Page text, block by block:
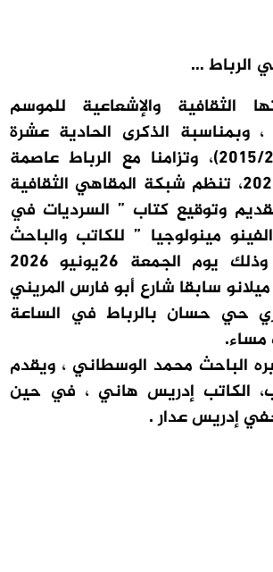
الرباط …
الثقافية والإشعاعية للموسم
، وبمناسبة الذكرى الحادية عشرة
لتأسيسها (2015/2026)، وتزامنا مع الرباط عاصمة
عالمية للكتاب 2026، تنظم شبكة المقاهي الثقافية
وتوقيع كتاب ” السرديات في
مينولوجيا ” للكاتب والباحث
سعيد بنكراد ، وذلك يوم الجمعة 26يونيو 2026
سابقا شارع أبو فارس المريني
حي حسان بالرباط في الساعة
مساء.
الباحث محمد الوسطاني ، ويقدم
الكاتب إدريس هاني ، في حين
إدريس عدار .